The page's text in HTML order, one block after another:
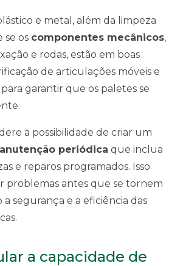
e metal, além da limpeza
se os componentes mecânicos,
e rodas, estão em boas
de articulações móveis e
garantir que os paletes se
a possibilidade de criar um
periódica que inclua
e reparos programados. Isso
problemas antes que se tornem
a segurança e a eficiência das
a capacidade de